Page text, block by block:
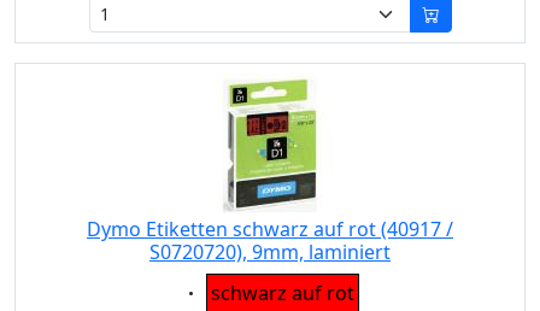
Dymo Etiketten schwarz auf rot (40917 /
S0720720), 9mm, laminiert
Eigenschaft:
schwarz auf rot